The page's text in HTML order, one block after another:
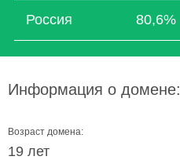
Россия 80,6%
Информация о домене:
Возраст домена:
19 лет